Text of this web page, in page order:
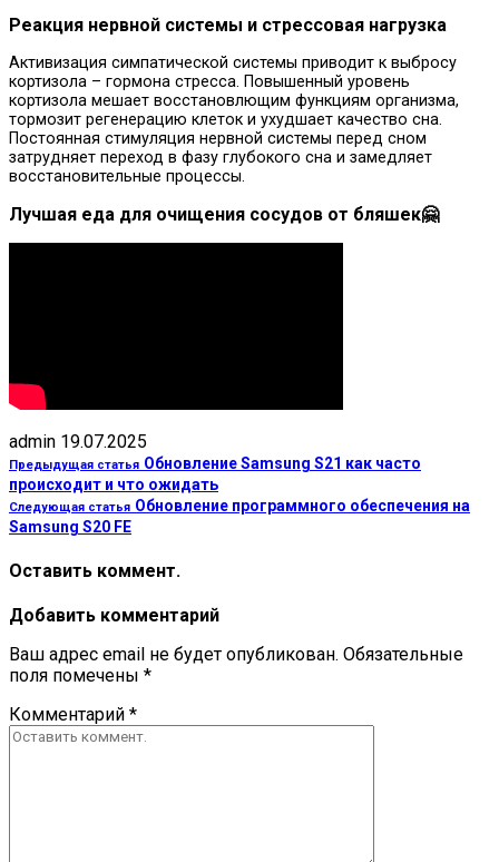
Реакция нервной системы и стрессовая нагрузка
Активизация симпатической системы приводит к выбросу
кортизола – гормона стресса. Повышенный уровень
кортизола мешает восстановлющим функциям организма,
тормозит регенерацию клеток и ухудшает качество сна.
Постоянная стимуляция нервной системы перед сном
затрудняет переход в фазу глубокого сна и замедляет
восстановительные процессы.
Лучшая еда для очищения сосудов от бляшек🤗
admin 19.07.2025
Предыдущая статья Обновление Samsung S21 как часто
происходит и что ожидать
Следующая статья Обновление программного обеспечения на
Samsung S20 FE
Оставить коммент.
Добавить комментарий
Ваш адрес email не будет опубликован. Обязательные
поля помечены *
Комментарий *